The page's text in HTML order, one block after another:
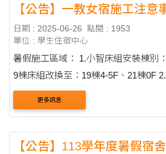
【公告】一教女宿施工注意
日期 : 2025-06-26
點閱 : 1953
單位 : 學生住宿中心
暑假施工區域： 1.小智床組安裝棟別：1-9棟、19棟1-2F 1-
9棟床組改換至：19棟4-5F、21棟0F 2.20棟(95間)、21棟(63
間)、23棟(80間)寢室門板更換含更換門鎖。 3.蘭心
更多訊息
【公告】113學年度暑假宿